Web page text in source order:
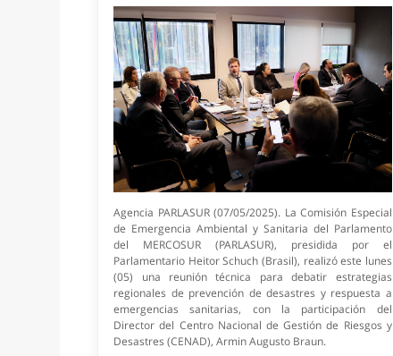
Agencia PARLASUR (07/05/2025). La Comisión Especial
de Emergencia Ambiental y Sanitaria del Parlamento
del MERCOSUR (PARLASUR), presidida por el
Parlamentario Heitor Schuch (Brasil), realizó este lunes
(05) una reunión técnica para debatir estrategias
regionales de prevención de desastres y respuesta a
emergencias sanitarias, con la participación del
Director del Centro Nacional de Gestión de Riesgos y
Desastres (CENAD), Armin Augusto Braun.